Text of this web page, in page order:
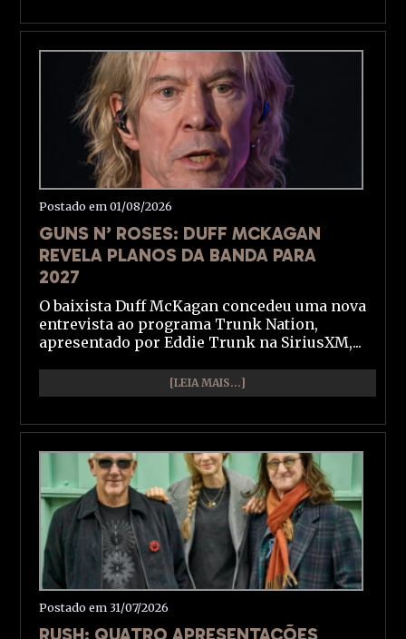
Postado em 01/08/2026
GUNS N’ ROSES: DUFF MCKAGAN
REVELA PLANOS DA BANDA PARA
2027
O baixista Duff McKagan concedeu uma nova
entrevista ao programa Trunk Nation,
apresentado por Eddie Trunk na SiriusXM,...
[LEIA MAIS...]
Postado em 31/07/2026
RUSH: QUATRO APRESENTAÇÕES